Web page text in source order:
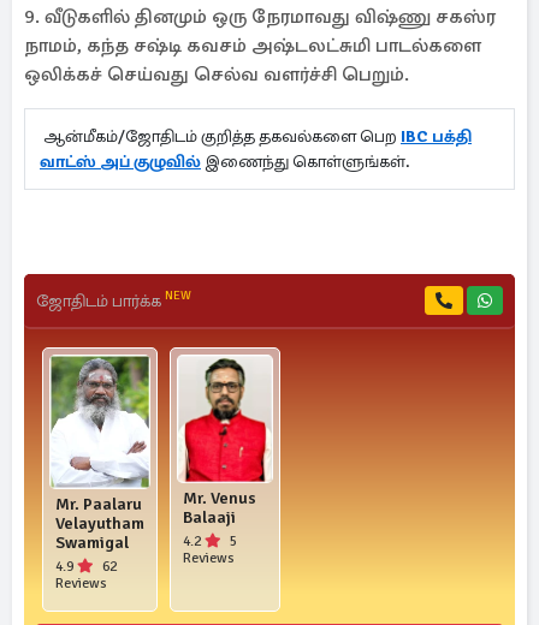
9. வீடுகளில் தினமும் ஒரு நேரமாவது விஷ்ணு சகஸ்ர
நாமம், கந்த சஷ்டி கவசம் அஷ்டலட்சுமி பாடல்களை
ஒலிக்கச் செய்வது செல்வ வளர்ச்சி பெறும்.
ஆன்மீகம்/ஜோதிடம் குறித்த தகவல்களை பெற IBC பக்தி
வாட்ஸ் அப் குழுவில் இணைந்து கொள்ளுங்கள்.
ஜோதிடம் பார்க்க NEW
Mr. Paalaru
Velayutham
Swamigal
4.9
62
Reviews
Mr. Venus
Balaaji
4.2
5
Reviews